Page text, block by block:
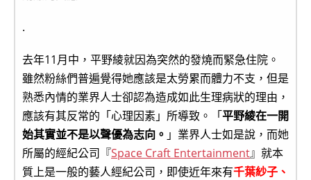
.
去年11月中，平野綾就因為突然的發燒而緊急住院。
雖然粉絲們普遍覺得她應該是太勞累而體力不支，但是
熟悉內情的業界人士卻認為造成如此生理病狀的理由，
應該有其反常的「心理因素」所導致。「平野綾在一開
始其實並不是以聲優為志向。 」業界人士如是說，而她
所屬的經紀公司『Space Craft Entertainment』就本
質上是一般的藝人經紀公司，即使近年來有千葉紗子、